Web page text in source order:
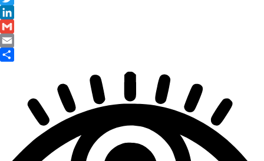
Twitter
LinkedIn
Gmail
Email